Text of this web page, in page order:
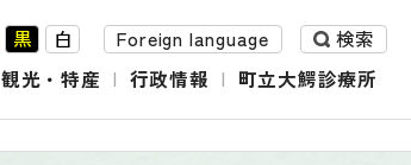
黒 白 Foreign language
検索
観光・特産 行政情報 町立大鰐診療所